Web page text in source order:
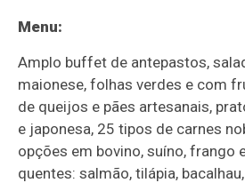
Menu:
Amplo buffet de antepastos,
maionese, folhas verdes e com
de queijos e pães artesanais,
e japonesa, 25 tipos de carnes
opções em bovino, suíno, frango
quentes: salmão, tilápia,